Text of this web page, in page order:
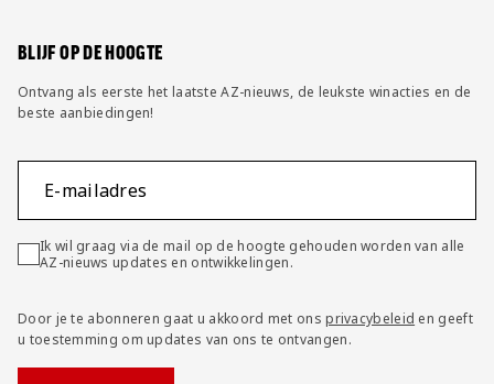
BLIJF OP DE HOOGTE
Ontvang als eerste het laatste AZ-nieuws, de leukste winacties en de
beste aanbiedingen!
E-mailadres
Ik wil graag via de mail op de hoogte gehouden worden van alle
AZ-nieuws updates en ontwikkelingen.
Door je te abonneren gaat u akkoord met onsprivacybeleid en geeft
u toestemming om updates van ons te ontvangen.